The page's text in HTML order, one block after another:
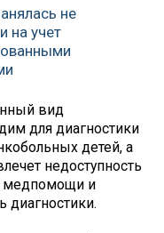
не
на учет
вид
для диагностики
детей, а
недоступность
медпомощи и